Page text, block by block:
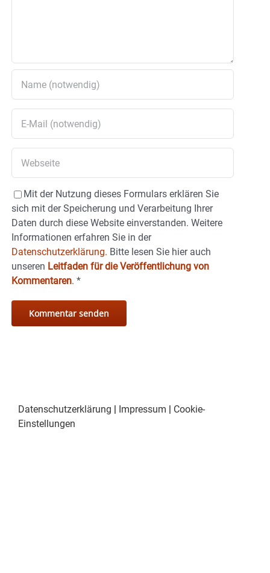
Mit der Nutzung dieses Formulars erklären Sie
sich mit der Speicherung und Verarbeitung Ihrer
Daten durch diese Website einverstanden. Weitere
Informationen erfahren Sie in der
Datenschutzerklärung. Bitte lesen Sie hier auch
unseren Leitfaden für die Veröffentlichung von
Kommentaren. *
Datenschutzerklärung Impressum
Cookie-
Einstellungen